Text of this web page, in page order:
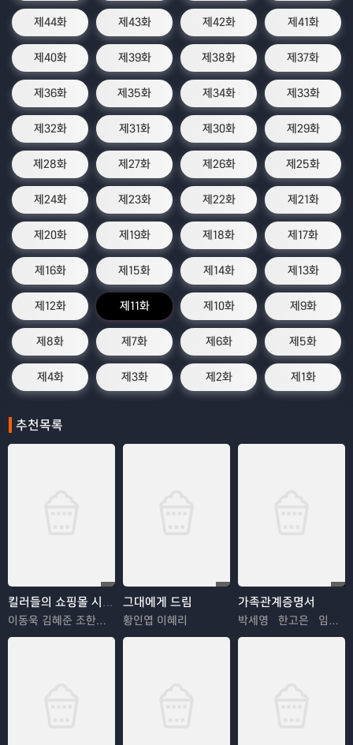
제44화 제43화 제42화 제41화
제40화 제39화 제38화 제37화
제36화 제35화 제34화 제33화
제32화 제31화 제30화 제29화
제28화 제27화 제26화 제25화
제24화 제23화 제22화 제21화
제20화 제19화 제18화 제17화
제16화 제15화 제14화 제13화
제12화 제11화 제10화 제9화
제8화 제7화 제6화 제5화
제4화 제3화 제2화 제1화
추천목록
킬러들의 쇼핑몰 시즌2
이동욱 김혜준 조한선 김해나
그대에게 드림
황인엽 이혜리
가족관계증명서
박세영 한고은 임지은